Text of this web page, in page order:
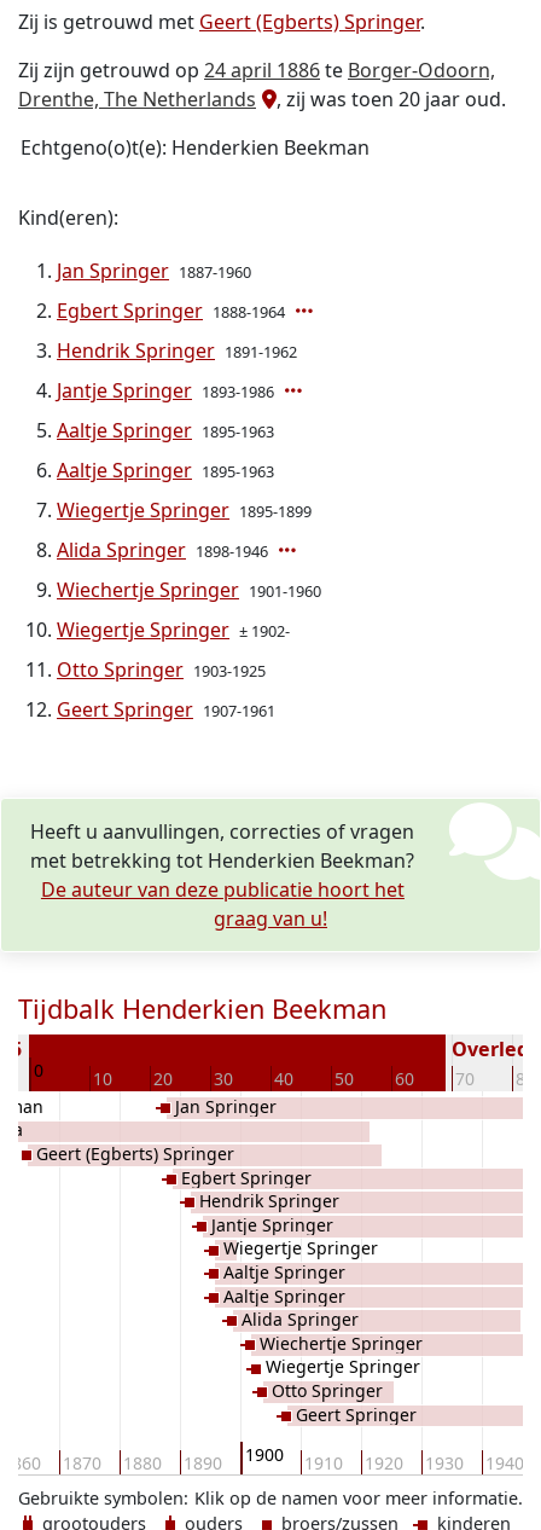
Zij is getrouwd met Geert (Egberts) Springer.
Zij zijn getrouwd op 24 april 1886te Borger-Odoorn,
Drenthe, The Netherlands
, zij was toen 20 jaar oud.
Echtgeno(o)t(e): Henderkien Beekman
Kind(eren):
Jan Springer 1887-1960
Egbert Springer 1888-1964
Hendrik Springer 1891-1962
Jantje Springer 1893-1986
Aaltje Springer 1895-1963
Aaltje Springer 1895-1963
Wiegertje Springer 1895-1899
Alida Springer 1898-1946
Wiechertje Springer 1901-1960
Wiegertje Springer ± 1902-
Otto Springer 1903-1925
Geert Springer 1907-1961
Heeft u aanvullingen, correcties of vragen
met betrekking tot Henderkien Beekman?
De auteur van deze publicatie hoort het
graag van u!
Tijdbalk Henderkien Beekman
0 10 20 30 40 50 60 70 80
1860 1870 1880 1890 1900 1910 1920 1930 1940
Geert (Egberts) Springer
Jan Springer
Egbert Springer
Hendrik Springer
Jantje Springer
Wiegertje Springer
Aaltje Springer
Aaltje Springer
Alida Springer
Wiechertje Springer
Wiegertje Springer
Otto Springer
Geert Springer
Klik op de namen voor meer informatie.
Gebruikte symbolen:
grootouders
ouders broers/zussen kinderen